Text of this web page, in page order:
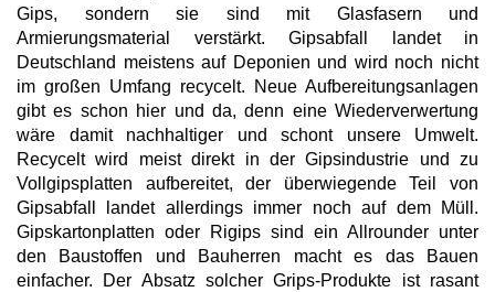
Gips, sondern sie sind mit Glasfasern und
Armierungsmaterial verstärkt. Gipsabfall landet in
Deutschland meistens auf Deponien und wird noch nicht
im großen Umfang recycelt. Neue Aufbereitungsanlagen
gibt es schon hier und da, denn eine Wiederverwertung
wäre damit nachhaltiger und schont unsere Umwelt.
Recycelt wird meist direkt in der Gipsindustrie und zu
Vollgipsplatten aufbereitet, der überwiegende Teil von
Gipsabfall landet allerdings immer noch auf dem Müll.
Gipskartonplatten oder Rigips sind ein Allrounder unter
den Baustoffen und Bauherren macht es das Bauen
einfacher. Der Absatz solcher Grips-Produkte ist rasant